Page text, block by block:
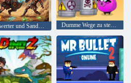
Schwerter und Sandalen: Champion Sprint Dumme Wege zu sterben 2